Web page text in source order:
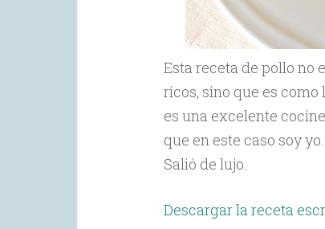
Esta receta de pollo no
ricos, sino que es
es una excelente
que en este caso soy
Salió de lujo.
Descargar la receta